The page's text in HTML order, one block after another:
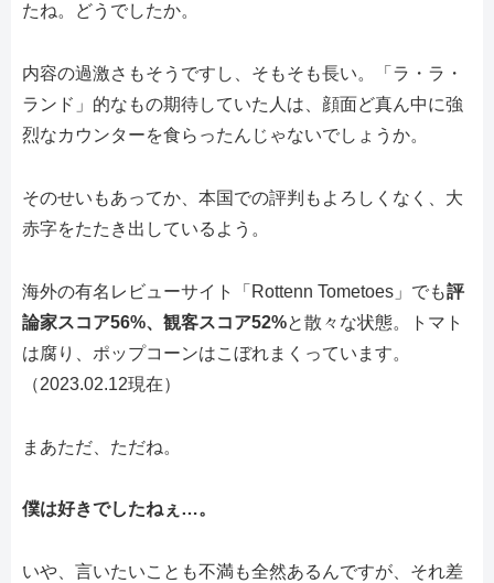
たね。どうでしたか。
内容の過激さもそうですし、そもそも長い。「ラ・ラ・
ランド」的なもの期待していた人は、顔面ど真ん中に強
烈なカウンターを食らったんじゃないでしょうか。
そのせいもあってか、本国での評判もよろしくなく、大
赤字をたたき出しているよう。
海外の有名レビューサイト「Rottenn Tometoes」でも評
論家スコア56%、観客スコア52%と散々な状態。トマト
は腐り、ポップコーンはこぼれまくっています。
（2023.02.12現在）
まあただ、ただね。
僕は好きでしたねぇ…。
いや、言いたいことも不満も全然あるんですが、それ差